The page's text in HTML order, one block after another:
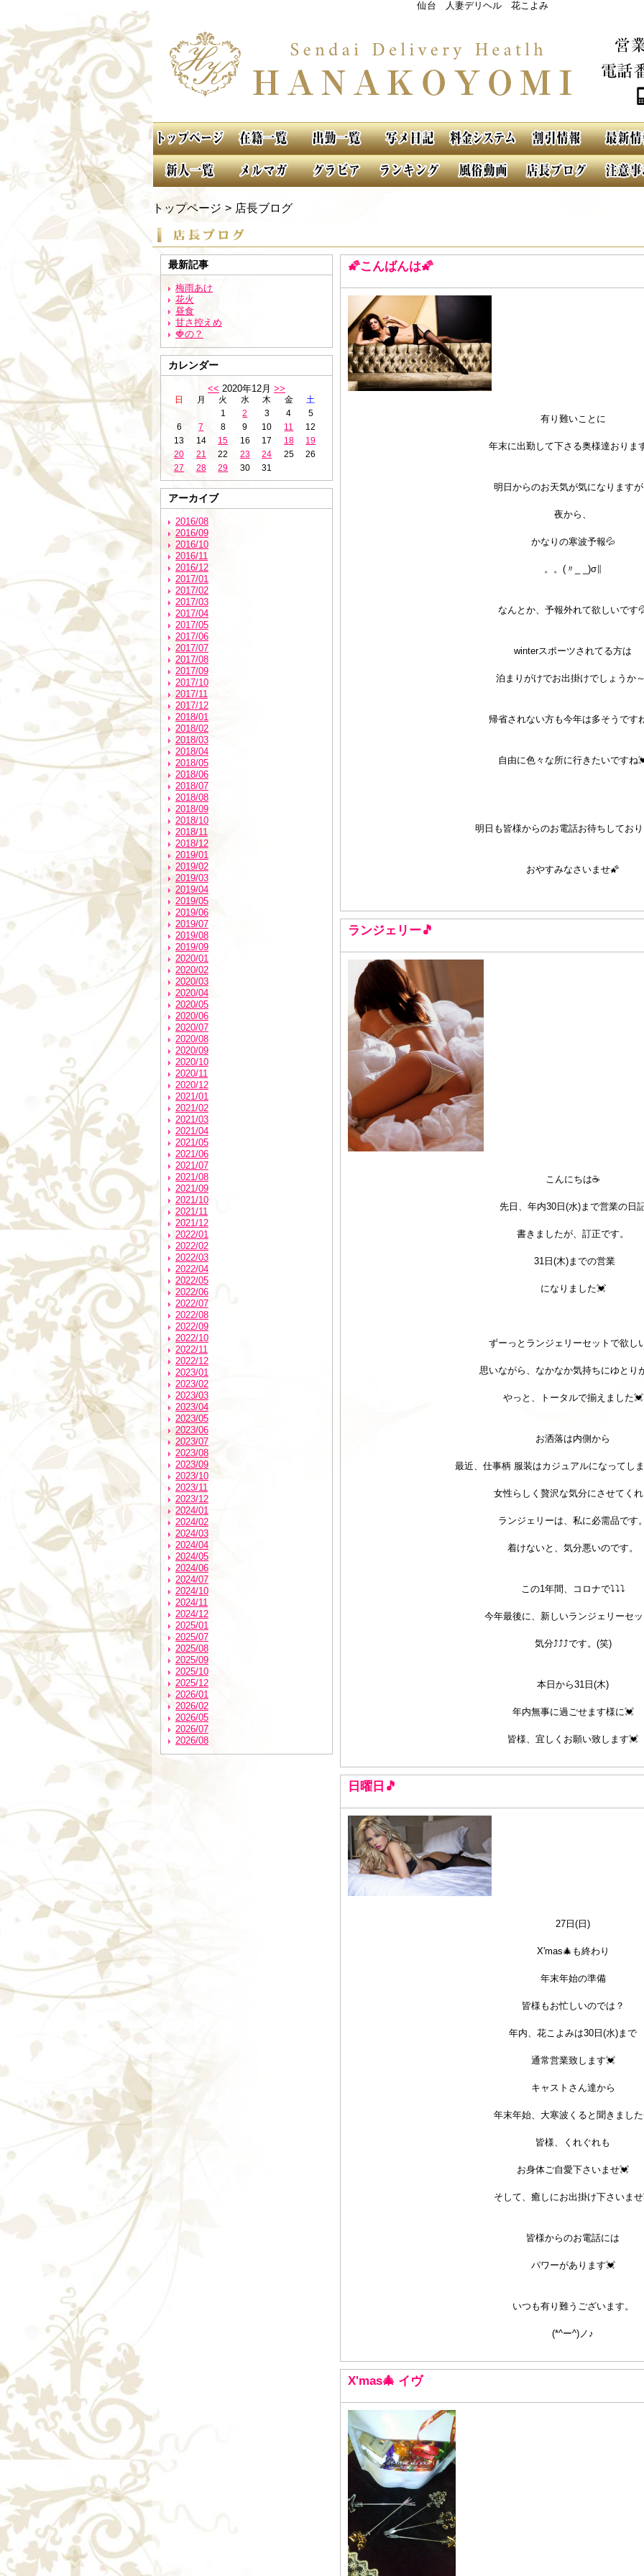
仙台 人妻デリヘル 花こよみ
トップページ 店長ブログ
最新記事
梅雨あけ
花火
昼食
甘さ控えめ
🍓の？
カレンダー
<< 2020年12月 >>
日 月 火 水 木 金
土
1
2 3 4
5
6
7 8 9 10 11
12
13
14 15 16 17 18
19
20
21 22 23 24 25
26
27
28 29 30 31
アーカイブ
2016/08
2016/09
2016/10
2016/11
2016/12
2017/01
2017/02
2017/03
2017/04
2017/05
2017/06
2017/07
2017/08
2017/09
2017/10
2017/11
2017/12
2018/01
2018/02
2018/03
2018/04
2018/05
2018/06
2018/07
2018/08
2018/09
2018/10
2018/11
2018/12
2019/01
2019/02
2019/03
2019/04
2019/05
2019/06
2019/07
2019/08
2019/09
2020/01
2020/02
2020/03
2020/04
2020/05
2020/06
2020/07
2020/08
2020/09
2020/10
2020/11
2020/12
2021/01
2021/02
2021/03
2021/04
2021/05
2021/06
2021/07
2021/08
2021/09
2021/10
2021/11
2021/12
2022/01
2022/02
2022/03
2022/04
2022/05
2022/06
2022/07
2022/08
2022/09
2022/10
2022/11
2022/12
2023/01
2023/02
2023/03
2023/04
2023/05
2023/06
2023/07
2023/08
2023/09
2023/10
2023/11
2023/12
2024/01
2024/02
2024/03
2024/04
2024/05
2024/06
2024/07
2024/10
2024/11
2024/12
2025/01
2025/07
2025/08
2025/09
2025/10
2025/12
2026/01
2026/02
2026/05
2026/07
2026/08
🌠こんばんは🌠
有り難いことに
年末に出勤して下さる奥様達おりま
明日からのお天気が気になります
夜から、
かなりの寒波予報💦
。。(〃_ _)σ∥
なんとか、予報外れて欲しいです
winterスポーツされてる方は
泊まりがけでお出掛けでしょうか
帰省されない方も今年は多そうです
自由に色々な所に行きたいですね
明日も皆様からのお電話お待ちしてお
おやすみなさいませ🌠
ランジェリー🎵
こんにちは☕
先日、年内30日(水)まで営業の日
書きましたが、訂正です。
31日(木)までの営業
になりました💓
ずーっとランジェリーセットで欲し
思いながら、なかなか気持ちにゆとり
やっと、トータルで揃えました💓
お洒落は内側から
最近、仕事柄 服装はカジュアルになってし
女性らしく贅沢な気分にさせてく
ランジェリーは、私に必需品です
着けないと、気分悪いのです。
この1年間、コロナで⤵⤵⤵
今年最後に、新しいランジェリーセ
気分⤴⤴⤴です。(笑)
本日から31日(木)
年内無事に過ごせます様に💓
皆様、宜しくお願い致します💓
日曜日🎵
27日(日)
X'mas🎄も終わり
年末年始の準備
皆様もお忙しいのでは？
年内、花こよみは30日(水)まで
通常営業致します💓
キャストさん達から
年末年始、大寒波くると聞きまし
皆様、くれぐれも
お身体ご自愛下さいませ💓
そして、癒しにお出掛け下さいま
皆様からのお電話には
​​​​​パワーがあります💓
いつも有り難うございます。
(*^ー^)ノ♪
X'mas🎄 イヴ